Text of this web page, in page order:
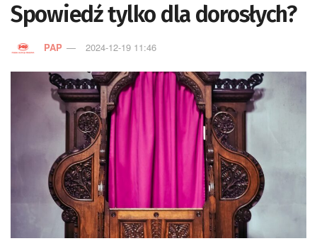
Spowiedź tylko dla dorosłych?
PAP 2024-12-19 11:46